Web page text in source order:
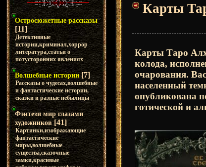
Остросюжетные рассказы
[11]
Детективные
истории,криминал,хоррор
литература,статьи о
потусторонних явлениях
Волшебные истории [7]
Рассказы о чудесах,волшебные
и фантастические истории,
сказки и разные небылицы
Фэнтези мир глазами
художников [41]
Картинки,изображающие
фантастические
миры,волшебные
существа,сказочные
замки,красивые
Карты
Карты Таро
колода,
очарования.
населенный
опубликована
готической и